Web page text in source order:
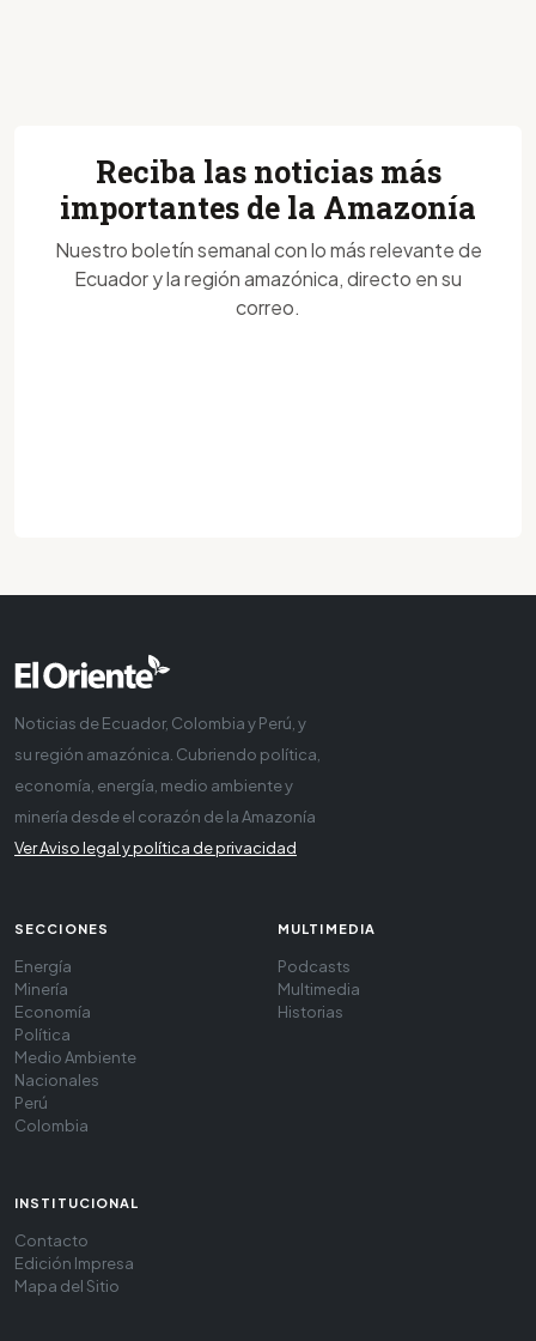
Reciba las noticias más
importantes de la Amazonía
Nuestro boletín semanal con lo más relevante de
Ecuador y la región amazónica, directo en su
correo.
Noticias de Ecuador, Colombia y Perú, y
su región amazónica. Cubriendo política,
economía, energía, medio ambiente y
minería desde el corazón de la Amazonía
Ver Aviso legal y política de privacidad
SECCIONES
Energía
Minería
Economía
Política
Medio Ambiente
Nacionales
Perú
Colombia
MULTIMEDIA
Podcasts
Multimedia
Historias
INSTITUCIONAL
Contacto
Edición Impresa
Mapa del Sitio